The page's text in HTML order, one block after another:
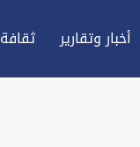
أخبار وتقارير ثقافة